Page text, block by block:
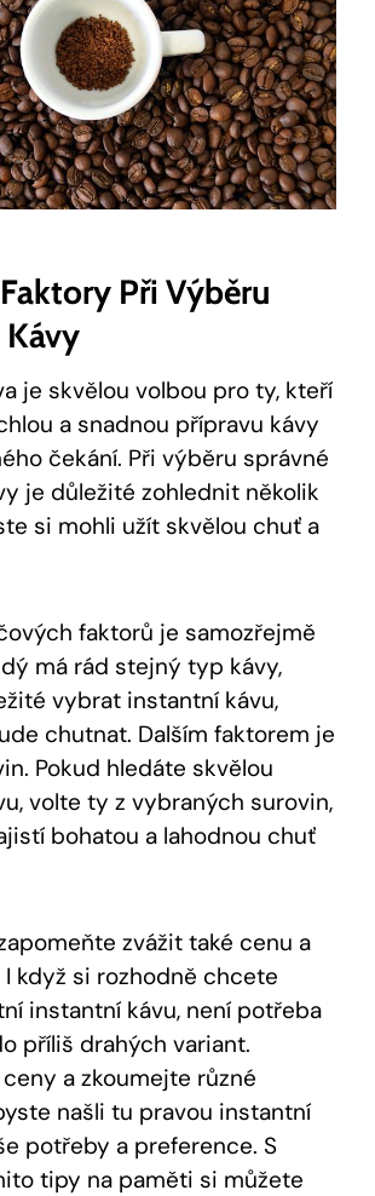
Při Výběru
je skvělou volbou pro ty, kteří
a snadnou přípravu kávy
čekání. Při výběru správné
je důležité zohlednit několik
si mohli užít skvělou chuť a
faktorů je samozřejmě
má rád stejný typ kávy,
vybrat instantní kávu,
chutnat. Dalším faktorem je
Pokud hledáte skvělou
volte ty z vybraných surovin,
bohatou a lahodnou chuť
zvážit také cenu a
když si rozhodně chcete
instantní kávu, není potřeba
příliš drahých variant.
a zkoumejte různé
našli tu pravou instantní
potřeby a preference. S
tipy na paměti si můžete